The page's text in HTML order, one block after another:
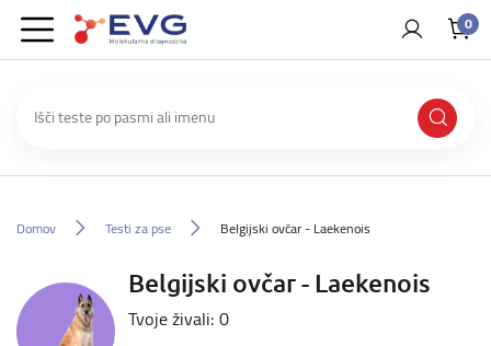
0
Domov Testi za pse Belgijski ovčar - Laekenois
Belgijski ovčar - Laekenois
Tvoje živali: 0